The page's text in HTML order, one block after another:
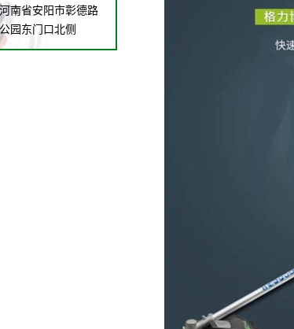
南省安阳市彰德路
园东门口北侧